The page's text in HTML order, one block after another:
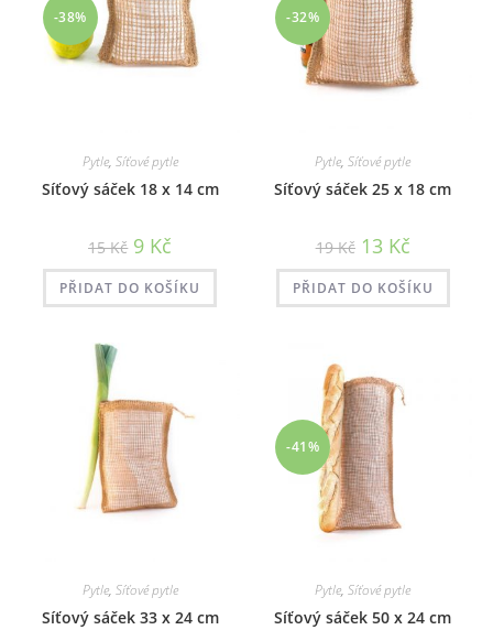
-38%
Pytle, Síťové pytle
Síťový sáček 18 x 14 cm
15Kč Původní
cena
byla:
15 Kč.
9 Kč
je:
9 Kč.
PŘIDAT DO KOŠÍKU
-32%
Pytle,Síťové pytle
Síťový sáček 25 x 18 cm
19Kč Původní
cena
byla:
19 Kč.
13 KčAktuální
cena
je:
13 Kč.
PŘIDAT DO KOŠÍKU
Pytle, Síťové pytle
Síťový sáček 33 x 24 cm
-41%
Pytle,Síťové pytle
Síťový sáček 50 x 24 cm